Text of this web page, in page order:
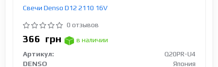
Свечи Denso D12 2110 16V
0 отзывов
366 грн
в наличии
Артикул:
Q20PR-U4
DENSO
Япония